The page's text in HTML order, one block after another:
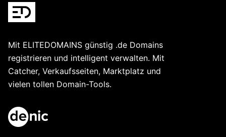
Mit ELITEDOMAINS günstig .de Domains
registrieren und intelligent verwalten. Mit
Catcher, Verkaufsseiten, Marktplatz und
vielen tollen Domain-Tools.